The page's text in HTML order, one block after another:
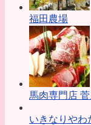
福田農場
馬肉専門店
いきなりやわ